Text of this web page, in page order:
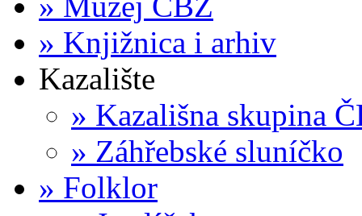
» Knjižnica i arhiv
Kazalište
» Kazališna skupina
» Záhřebské sluníčko
» Folklor